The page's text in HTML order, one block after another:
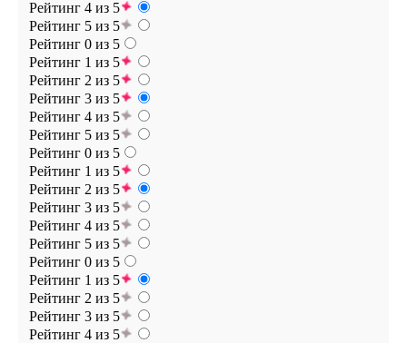
Рейтинг 4 из 5
Рейтинг 5 из 5
Рейтинг 0 из 5
Рейтинг 1 из 5
Рейтинг 2 из 5
Рейтинг 3 из 5
Рейтинг 4 из 5
Рейтинг 5 из 5
Рейтинг 0 из 5
Рейтинг 1 из 5
Рейтинг 2 из 5
Рейтинг 3 из 5
Рейтинг 4 из 5
Рейтинг 5 из 5
Рейтинг 0 из 5
Рейтинг 1 из 5
Рейтинг 2 из 5
Рейтинг 3 из 5
Рейтинг 4 из 5